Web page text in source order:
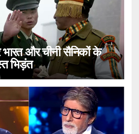
भारत और चीनी सैनिकों के
भिड़ंत